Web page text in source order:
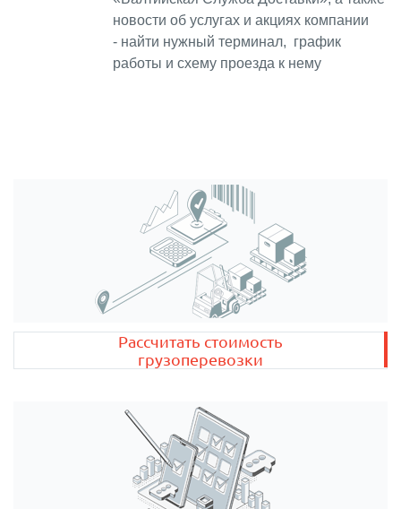
новости об услугах и акциях компании
- найти нужный терминал, график
работы и схему проезда к нему
Рассчитать стоимость
грузоперевозки